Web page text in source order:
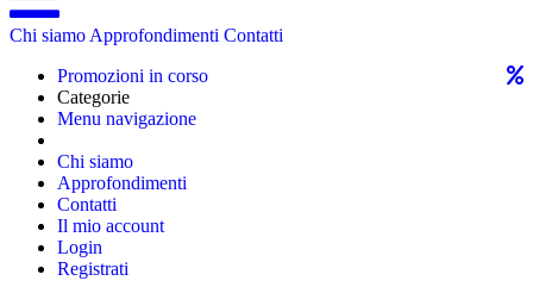
Chi siamo Approfondimenti Contatti
Promozioni in corso
Categorie
Menu navigazione
Chi siamo
Approfondimenti
Contatti
Il mio account
Login
Registrati